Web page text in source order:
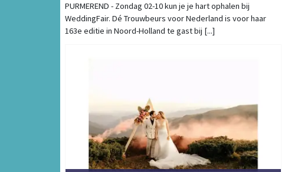
PURMEREND - Zondag 02-10 kun je je hart ophalen bij
WeddingFair. Dé Trouwbeurs voor Nederland is voor haar
163e editie in Noord-Holland te gast bij [...]